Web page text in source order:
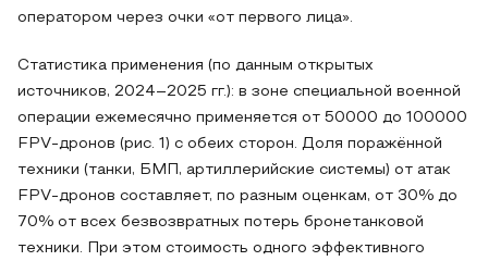
оператором через очки «от первого лица».
Статистика применения (по данным открытых
источников, 2024–2025 гг.): в зоне специальной военной
операции ежемесячно применяется от 50000 до 100000
FPV-дронов (рис. 1) с обеих сторон. Доля поражённой
техники (танки, БМП, артиллерийские системы) от атак
FPV-дронов составляет, по разным оценкам, от 30% до
70% от всех безвозвратных потерь бронетанковой
техники. При этом стоимость одного эффективного